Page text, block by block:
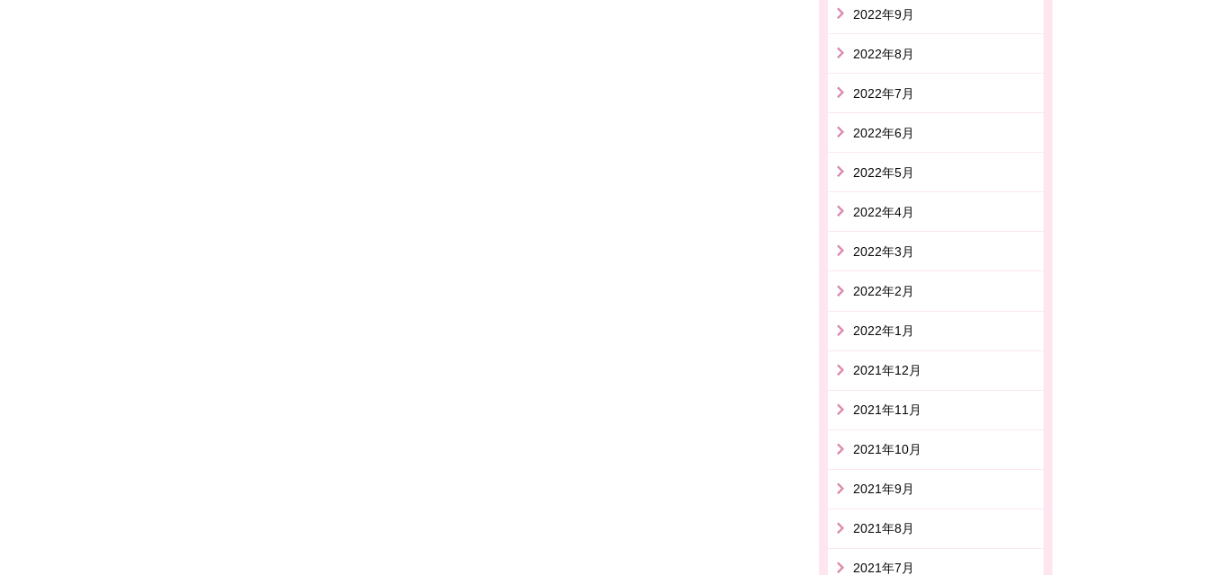
2022年9月
2022年8月
2022年7月
2022年6月
2022年5月
2022年4月
2022年3月
2022年2月
2022年1月
2021年12月
2021年11月
2021年10月
2021年9月
2021年8月
2021年7月